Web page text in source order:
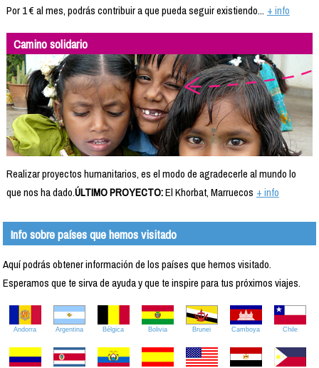
Por 1 € al mes, podrás contribuir a que pueda seguir existiendo... + info
Camino solidario
Realizar proyectos humanitarios, es el modo de agradecerle al mundo lo
que nos ha dado.ÚLTIMO PROYECTO:El Khorbat, Marruecos + info
Info sobre países que hemos visitado
Aquí podrás obtener información de los países que hemos visitado.
Esperamos que te sirva de ayuda y que te inspire para tus próximos viajes.
Andorra Argentina Bélgica Bolivia Brunei Camboya Chile